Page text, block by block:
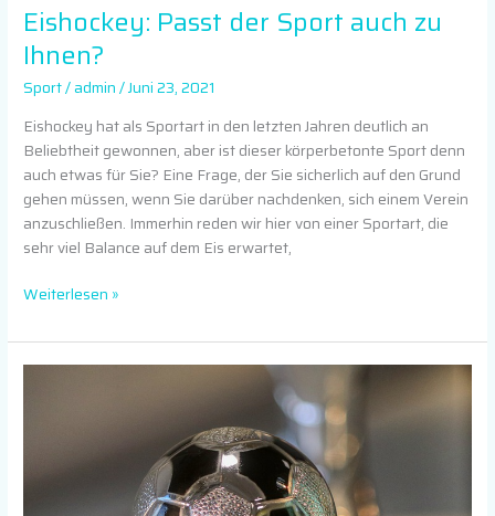
Eishockey: Passt der Sport auch zu
Ihnen?
Sport/admin/Juni 23, 2021
Eishockey hat als Sportart in den letzten Jahren deutlich an
Beliebtheit gewonnen, aber ist dieser körperbetonte Sport denn
auch etwas für Sie? Eine Frage, der Sie sicherlich auf den Grund
gehen müssen, wenn Sie darüber nachdenken, sich einem Verein
anzuschließen. Immerhin reden wir hier von einer Sportart, die
sehr viel Balance auf dem Eis erwartet,
Weiterlesen »